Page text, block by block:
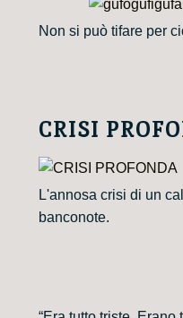
Non si può tifare per
CRISI
L'annosa crisi di un
banconote.